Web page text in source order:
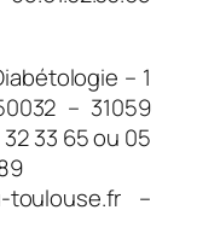
– 1
– 31059
32 33 65 ou 05
toulouse.fr –